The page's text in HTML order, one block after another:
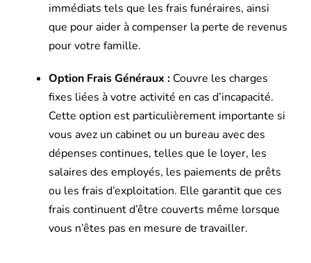
immédiats tels que les frais funéraires, ainsi
que pour aider à compenser la perte de revenus
pour votre famille.
Option Frais Généraux :Couvre les charges
fixes liées à votre activité en cas d’incapacité.
Cette option est particulièrement importante si
vous avez un cabinet ou un bureau avec des
dépenses continues, telles que le loyer, les
salaires des employés, les paiements de prêts
ou les frais d’exploitation. Elle garantit que ces
frais continuent d’être couverts même lorsque
vous n’êtes pas en mesure de travailler.